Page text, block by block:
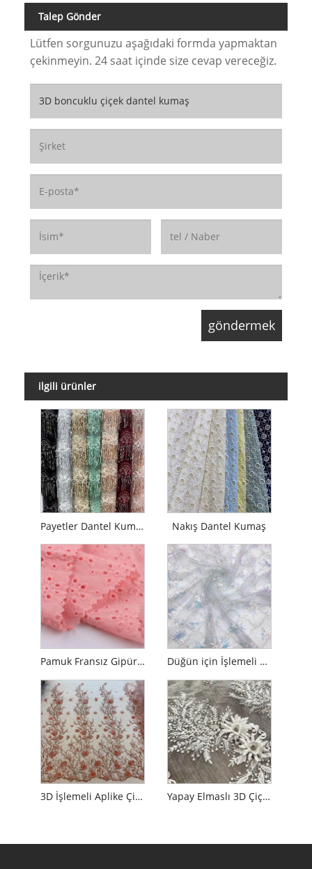
Talep Gönder
Lütfen sorgunuzu aşağıdaki formda yapmaktan
çekinmeyin. 24 saat içinde size cevap vereceğiz.
ilgili ürünler
Payetler Dantel Kumaş Nakış Dantel Kumaş
Pamuk Fransız Gipür Nakış Dantel Düğün için İşlemeli Fransız Net Dantel
3D İşlemeli Aplike Çiçek Nakış Tül Kumaş Yapay Elmaslı 3D Çiçekli Tül Dantel Kumaş